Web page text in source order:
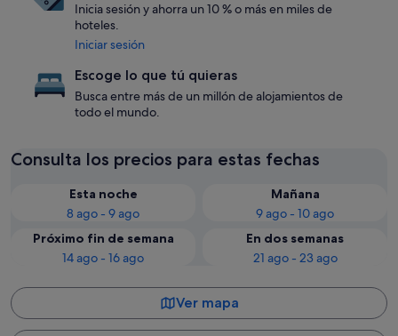
Inicia sesión y ahorra un 10 % o más en miles de
hoteles.
Iniciar sesión
Escoge lo que tú quieras
Busca entre más de un millón de alojamientos de
todo el mundo.
Consulta los precios para estas fechas
Esta noche
8 ago - 9 ago
Mañana
9 ago - 10 ago
Próximo fin de semana
14 ago - 16 ago
En dos semanas
21 ago - 23 ago
Ver mapa